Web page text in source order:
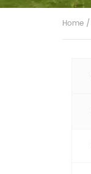
Home /